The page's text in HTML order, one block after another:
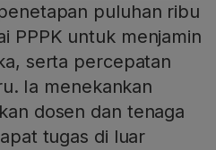
puluhan ribu
PPPK untuk menjamin
serta percepatan
Ia menekankan
dosen dan tenaga
tugas di luar